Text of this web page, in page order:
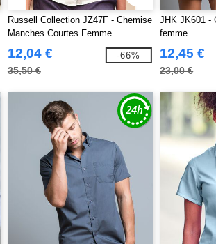
Russell Collection JZ47F - Chemise
Manches Courtes Femme
12,04 €
35,50 €
-66%
JHK JK601 -
femme
12,45 €
23,00 €